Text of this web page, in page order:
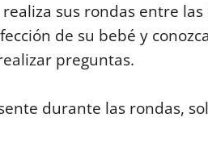
sus rondas entre
de su bebé y
preguntas.
durante las rondas,